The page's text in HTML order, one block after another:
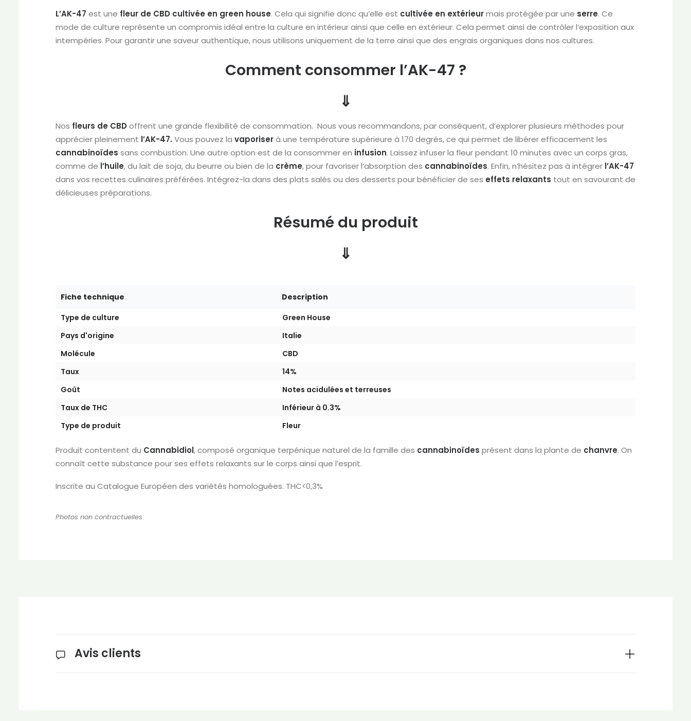
L’AK-47 est une fleur de CBD cultivée en green house. Cela qui signifie donc qu’elle est cultivée en extérieurmais protégée par une serre. Ce
mode de culture représente un compromis idéal entre la culture en intérieur ainsi que celle en extérieur. Cela permet ainsi de contrôler l’exposition aux
intempéries. Pour garantir une saveur authentique, nous utilisons uniquement de la terre ainsi que des engrais organiques dans nos cultures.
Comment consommer l’AK-47 ?
⇓
Nos fleurs de CBD offrent une grande flexibilité de consommation. Nous vous recommandons, par conséquent, d’explorer plusieurs méthodes pour
apprécier pleinement l’AK-47. Vous pouvez la vaporiserà une température supérieure à 170 degrés, ce qui permet de libérer efficacement les
cannabinoïdes sans combustion. Une autre option est de la consommer en infusion. Laissez infuser la fleur pendant 10 minutes avec un corps gras,
comme de l’huile, du lait de soja, du beurre ou bien de la crème, pour favoriser l’absorption des cannabinoïdes. Enfin, n’hésitez pas à intégrer l’AK-47
dans vos recettes culinaires préférées. Intégrez-la dans des plats salés ou des desserts pour bénéficier de ses effets relaxants tout en savourant de
délicieuses préparations.
Résumé du produit
⇓
Fiche technique
Description
Type de culture
Green House
Pays d'origine
Italie
Molécule
CBD
Taux
14%
Goût
Notes acidulées et terreuses
Taux de THC
Inférieur à 0.3%
Type de produit
Fleur
Produit contentent du Cannabidiol, composé organique terpénique naturel de la famille des cannabinoïdes présent dans la plante de chanvre. On
connaît cette substance pour ses effets relaxants sur le corps ainsi que l’esprit.
Inscrite au Catalogue Européen des variétés homologuées. THC<0,3%
Photos non contractuelles
Avis clients